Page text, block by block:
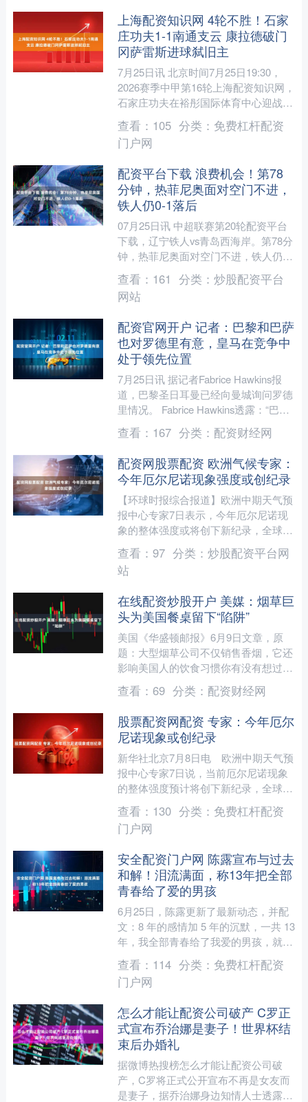
上海配资知识网 4轮不胜！石家
庄功夫1-1南通支云 康拉德破门
冈萨雷斯进球弑旧主
7月25日讯 北京时间7月25日19:30，
2026赛季中甲第16轮上海配资知识网，
石家庄功夫在裕彤国际体育中心迎战南
通支云。上半场，冈萨雷斯补射打破僵
局，半场....
查看： 105 分类： 免费杠杆配资
门户网
配资平台下载 浪费机会！第78
分钟，热菲尼奥面对空门不进，
铁人仍0-1落后
07月25日讯 中超联赛第20轮配资平台
下载，辽宁铁人vs青岛西海岸。第78分
钟，热菲尼奥面对空门不进，铁人仍0-
1落后西海岸！....
查看： 161 分类： 炒股配资平台
网站
配资官网开户 记者：巴黎和巴萨
也对罗德里有意，皇马在竞争中
处于领先位置
7月25日讯 据记者Fabrice Hawkins报
道，巴黎圣日耳曼已经向曼城询问罗德
里情况。 Fabrice Hawkins透露：“巴黎
圣日耳曼已联系曼城，询....
查看： 167 分类： 配资财经网
配资网股票配资 欧洲气候专家：
今年厄尔尼诺现象强度或创纪录
【环球时报综合报道】欧洲中期天气预
报中心专家7日表示，今年厄尔尼诺现
象的整体强度或将创下新纪录，全球各
地遭遇干旱、洪水及其他极端天气事件
的风险持续上升。 厄尔尼....
查看： 97 分类： 炒股配资平台网
站
在线配资炒股开户 美媒：烟草巨
头为美国餐桌留下“陷阱”
美国《华盛顿邮报》6月9日文章，原
题：大型烟草公司不仅销售香烟，它还
影响美国人的饮食习惯你有没有想过，
为什么你明明知道薯片、汽水和饼干对
身体不好，却还是忍不住想....
查看： 69 分类： 配资财经网
股票配资网配资 专家：今年厄尔
尼诺现象或创纪录
新华社北京7月8日电 欧洲中期天气预
报中心专家7日说，当前厄尔尼诺现象
的整体强度预计将创下新纪录，全球各
地正面临与此相关的干旱、洪水及其他
极端天气事件的风险。 ....
查看： 130 分类： 免费杠杆配资
门户网
安全配资门户网 陈露宣布与过去
和解！泪流满面，称13年把全部
青春给了爱的男孩
6月25日，陈露更新了最新动态，并配
文：8 年的感情加 5 年的沉默，一共 13
年，我全部青春给了我爱的男孩，就用
这个视频做一个告别吧。视频中，陈露
看起来情绪....
查看： 114 分类： 免费杠杆配资
门户网
怎么才能让配资公司破产 C罗正
式宣布乔治娜是妻子！世界杯结
束后办婚礼
据微博热搜榜怎么才能让配资公司破
产，C罗将正式公开宣布不再是女友而
是妻子，据乔治娜身边知情人士透露，